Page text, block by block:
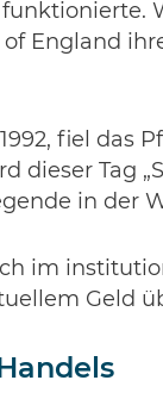
England
fiel das
dieser Tag
in der
im
Geld